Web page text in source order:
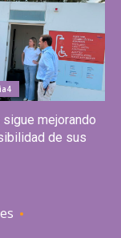
mejorando
de sus